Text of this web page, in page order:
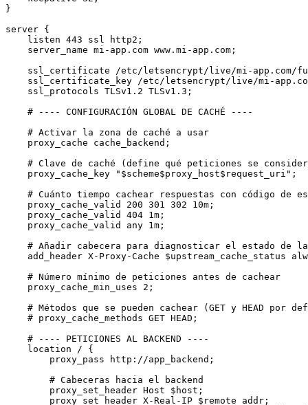
}
server {
    listen 443 ssl http2;
    server_name mi-app.com www.mi-app.com;
ssl_certificate /etc/letsencrypt/live/mi-app.com/
ssl_certificate_key /etc/letsencrypt/live/mi-
    ssl_protocols TLSv1.2 TLSv1.3;
    # ---- CONFIGURACIÓN GLOBAL DE CACHÉ ----
    # Activar la zona de caché a usar
    proxy_cache cache_backend;
# Clave de caché (define qué peticiones se
    proxy_cache_key "$scheme$proxy_host$request_uri";
# Cuánto tiempo cachear respuestas con código de
    proxy_cache_valid 200 301 302 10m;
    proxy_cache_valid 404 1m;
    proxy_cache_valid any 1m;
# Añadir cabecera para diagnosticar el estado de
add_header X-Proxy-Cache $upstream_cache_status
    # Número mínimo de peticiones antes de cachear
    proxy_cache_min_uses 2;
# Métodos que se pueden cachear (GET y HEAD por
    # proxy_cache_methods GET HEAD;
    # ---- PETICIONES AL BACKEND ----
    location / {
        proxy_pass http://app_backend;
        # Cabeceras hacia el backend
        proxy_set_header Host $host;
        proxy_set_header X-Real-IP $remote_addr;